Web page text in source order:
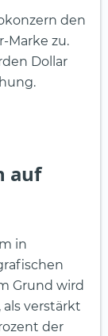
den
Marke zu.
Dollar
auf
in
Grund wird
verstärkt
der